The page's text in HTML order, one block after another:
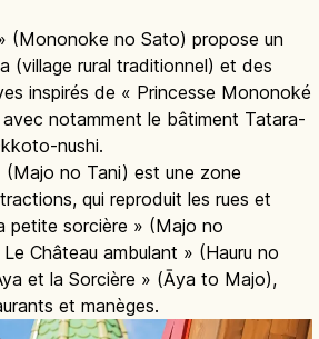
(Mononoke no Sato) propose un
(village rural traditionnel) et des
inspirés de « Princesse Mononoké
notamment le bâtiment Tatara-
nushi.
(Majo no Tani) est une zone
qui reproduit les rues et
petite sorcière » (Majo no
Château ambulant » (Hauru no
et la Sorcière » (Āya to Majo),
et manèges.